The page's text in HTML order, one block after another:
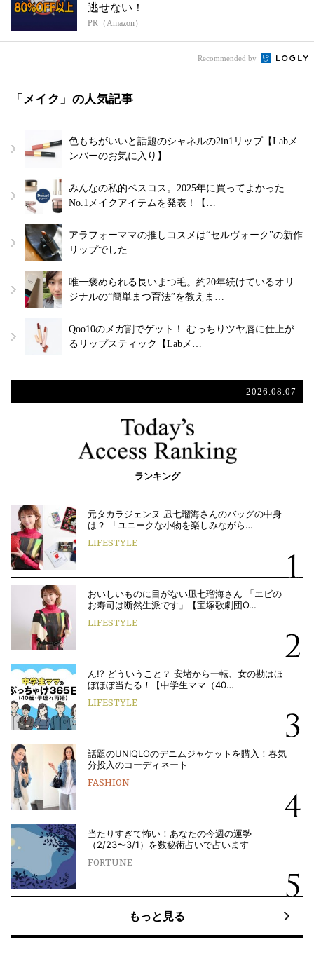
逃せない！
PR（Amazon）
Recommended by
「メイク」の人気記事
色もちがいいと話題のシャネルの2in1リップ【Labメ
ンバーのお気に入り】
みんなの私的ベスコス。2025年に買ってよかった
No.1メイクアイテムを発表！【…
アラフォーママの推しコスメは“セルヴォーク”の新作
リップでした
唯一褒められる長いまつ毛。約20年続けているオリ
ジナルの“簡単まつ育法”を教えま…
Qoo10のメガ割でゲット！ むっちりツヤ唇に仕上が
るリップスティック【Labメ…
2026.08.07
ランキング
元タカラジェンヌ 凪七瑠海さんのバッグの中身
は？ 「ユニークな小物を楽しみながら…
LIFESTYLE
おいしいものに目がない凪七瑠海さん 「エビの
お寿司は断然生派です」【宝塚歌劇団O…
LIFESTYLE
ん!? どういうこと？ 安堵から一転、女の勘はほ
ぼほぼ当たる！【中学生ママ（40…
LIFESTYLE
話題のUNIQLOのデニムジャケットを購入！春気
分投入のコーディネート
FASHION
当たりすぎて怖い！あなたの今週の運勢
（2/23〜3/1）を数秘術占いで占います
FORTUNE
もっと見る